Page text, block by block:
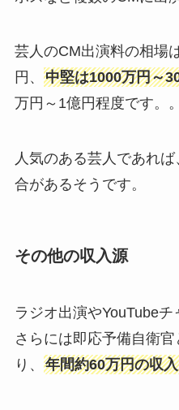
芸人のCM出演料の相場
円、 中堅は1000万円～
万円～1億円程度です。。
人気のある芸人であれ
合があるそうです。
その他の収入源
ラジオ出演やYouTubeチ
さらには即応予備自衛
り、 年間約60万円の収入